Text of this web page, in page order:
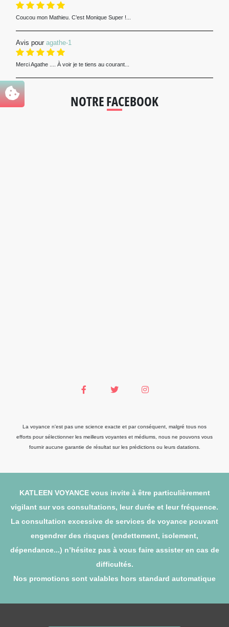
Coucou mon Mathieu. C’est Monique Super !...
Avis pour agathe-1
Merci Agathe .... À voir je te tiens au courant...
NOTRE FACEBOOK
La voyance n'est pas une science exacte et par conséquent, malgré tous nos
efforts pour sélectionner les meilleurs voyantes et médiums, nous ne pouvons vous
fournir aucune garantie de résultat sur les prédictions ou leurs datations.
KATLEEN VOYANCE vous invite à être particulièrement
vigilant sur vos consultations, leur durée et leur fréquence.
La consultation excessive de services de voyance pouvant
engendrer des risques (endettement, isolement,
dépendance...) n’hésitez pas à vous faire assister en cas de
difficultés.
Nos promotions sont valables hors standard automatique